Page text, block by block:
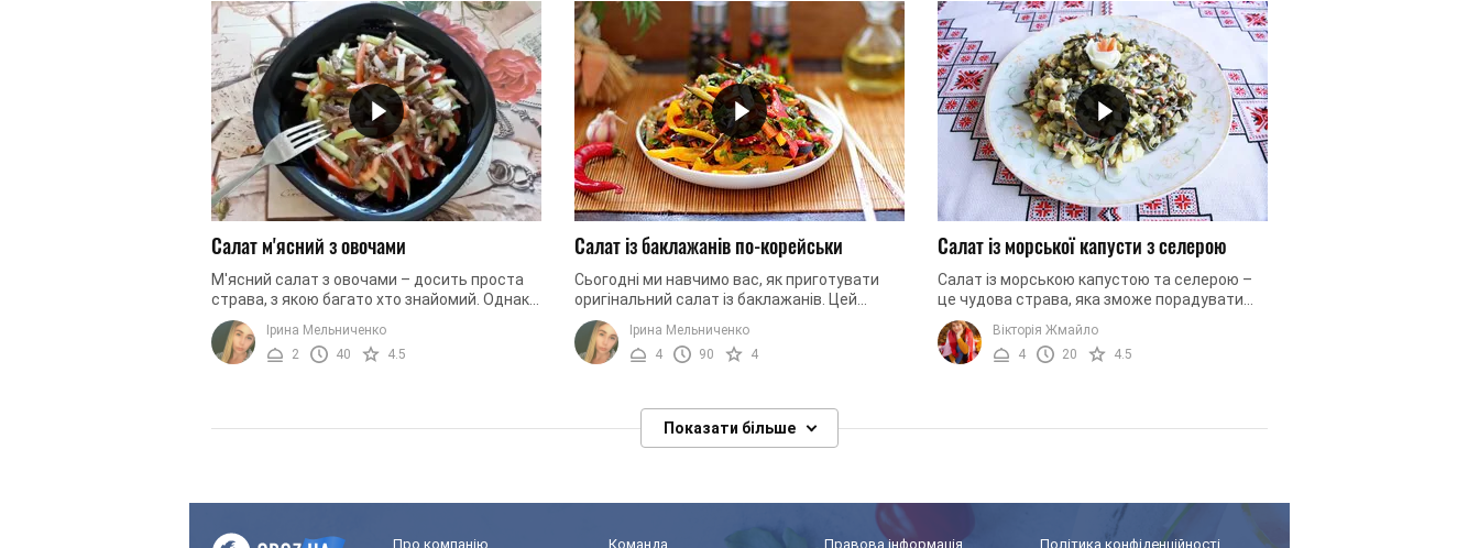
Салат м'ясний з овочами
М'ясний салат з овочами – досить проста
страва, з якою багато хто знайомий. Однак
ми пропонуємо цікавий рецепт, завдяки
якому традиційні компоненти ...
Ірина Мельниченко
2
40 4.5
Салат із баклажанів по-корейськи
Сьогодні ми навчимо вас, як приготувати
оригінальний салат із баклажанів. Цей
продукт відомий в усьому світі і широко
використовується у багатьох ...
Ірина Мельниченко
4
90 4
Салат із морської капусти з селерою
Салат із морською капустою та селерою –
це чудова страва, яка зможе порадувати
ваших рідних як за буденним столом, так і
під час святкових ...
Вікторія Жмайло
4
20 4.5
Показати більше
Про компанію Команда Правова інформація Політика конфіденційності